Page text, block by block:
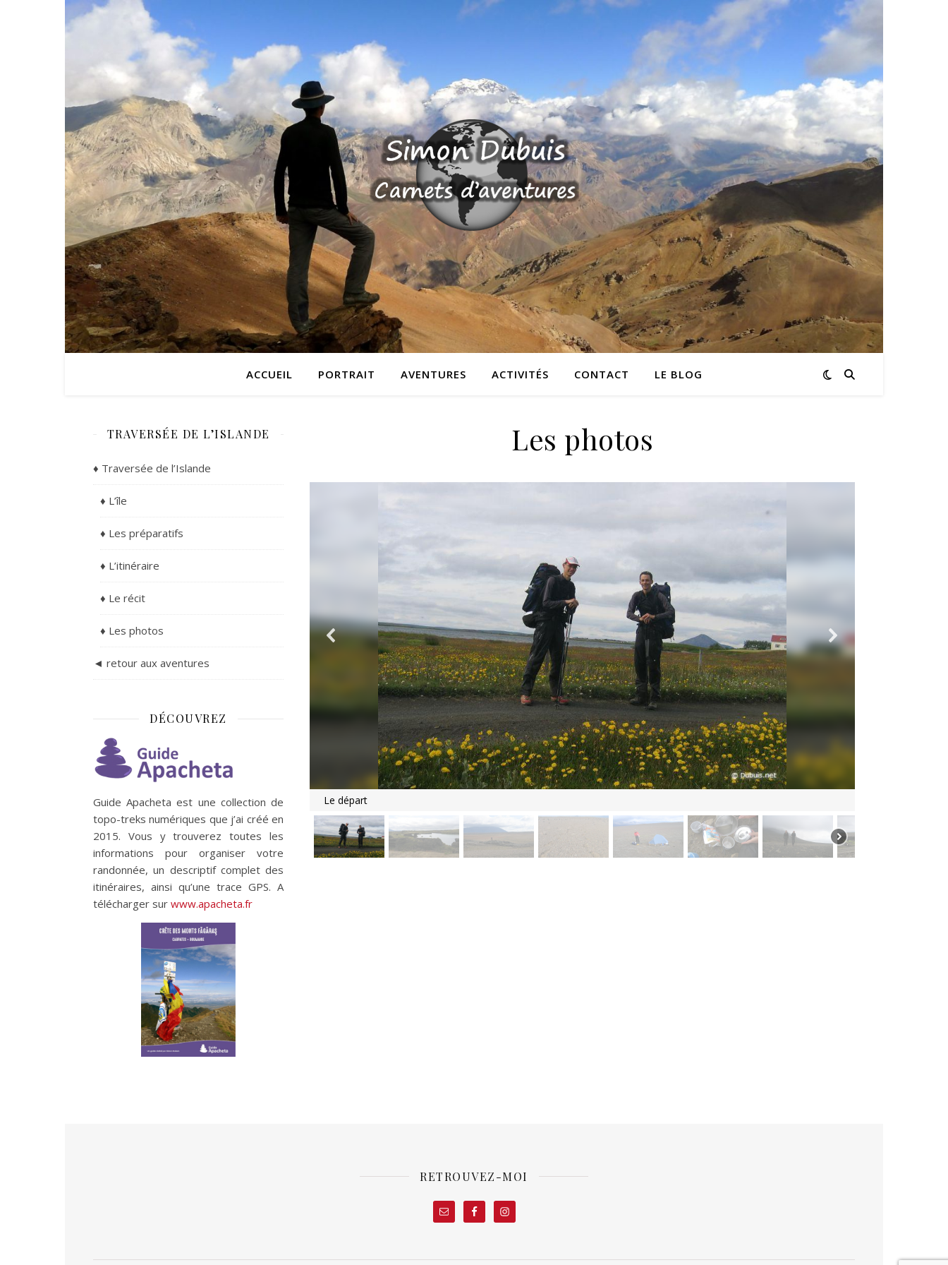
ACCUEIL PORTRAIT AVENTURES ACTIVITÉS CONTACT LE BLOG
TRAVERSÉE DE L’ISLANDE
♦ Traversée de l’Islande
♦ L’île
♦ Les préparatifs
♦ L’itinéraire
♦ Le récit
♦ Les photos
◄ retour aux aventures
DÉCOUVREZ
Guide Apacheta est une collection de
topo-treks numériques que j’ai créé en
2015. Vous y trouverez toutes les
informations pour organiser votre
randonnée, un descriptif complet des
itinéraires, ainsi qu’une trace GPS. A
télécharger sur www.apacheta.fr
Les photos
Le départ
RETROUVEZ-MOI